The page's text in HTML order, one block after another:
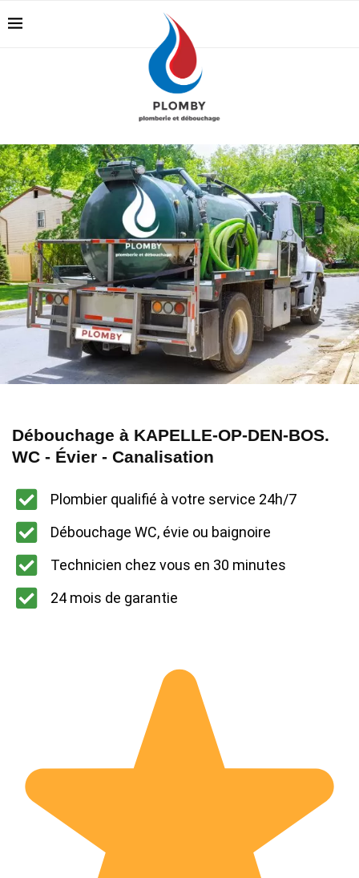
Débouchage à KAPELLE-OP-DEN-BOS.
WC - Évier - Canalisation
Plombier qualifié à votre service 24h/7
Débouchage WC, évie ou baignoire
Technicien chez vous en 30 minutes
24 mois de garantie